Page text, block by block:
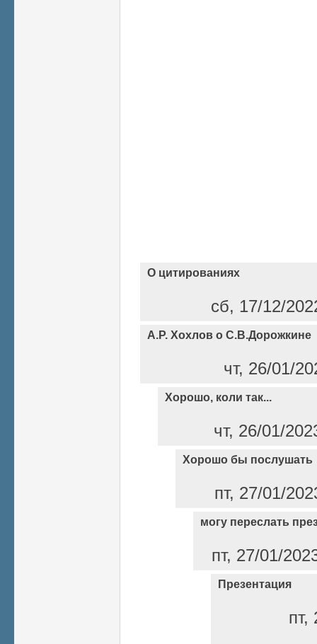
О цитированиях
сб, 17/12/
А.Р. Хохлов о С.В.Дорожкине
чт, 26/01/
Хорошо, коли так...
чт, 26/01/
Хорошо бы послушать
пт, 27/01/
могу переслать
пт, 27/01/
Презентация
пт,